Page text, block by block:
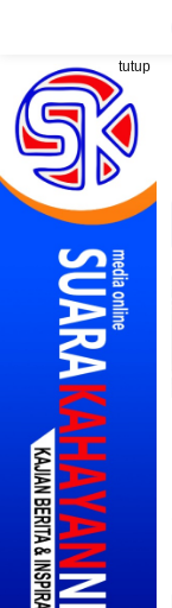
Langsung
konten
tutup